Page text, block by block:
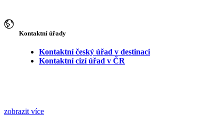
Kontaktní úřady
Kontaktní český úřad v destinaci
Kontaktní cizí úřad v ČR
zobrazit více